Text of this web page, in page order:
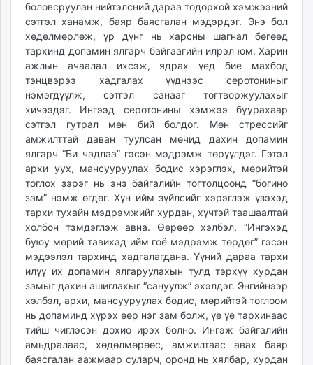
боловсруулан нийтэлсний дараа тодорхой хэмжээний
сэтгэл ханамж, баяр баясгалан мэдэрдэг. Энэ бол
хөдөлмөрлөж, үр дүнг нь харсны шагнал бөгөөд
тархинд допамин ялгарч байгаагийн илрэл юм. Харин
ажлын ачаалал ихсэж, ядрах үед бие махбод
тэнцвэрээ хадгалах үүднээс серотониныг
нэмэгдүүлж, сэтгэл санааг тогтворжуулахыг
хичээдэг. Ингээд серотонины хэмжээ буурахаар
сэтгэл гутрал мөн бий болдог. Мөн стрессийг
амжилттай даван туулсан мөчид дахин допамин
ялгарч “Би чадлаа” гэсэн мэдрэмж төрүүлдэг. Гэтэл
архи уух, мансууруулах бодис хэрэглэх, мөрийтэй
тоглох зэрэг нь энэ байгалийн тогтолцоонд “богино
зам” нэмж өгдөг. Хүн ийм зүйлсийг хэрэглэж үзэхэд
тархи тухайн мэдрэмжийг хурдан, хүчтэй таашаалтай
холбон тэмдэглэж авна. Өөрөөр хэлбэл, “Ингэхэд
буюу мөрий тавихад ийм гоё мэдрэмж төрдөг” гэсэн
мэдээлэл тархинд хадгалагдана. Үүний дараа тархи
илүү их допамин ялгаруулахын тулд тэрхүү хурдан
замыг дахин ашиглахыг “сануулж” эхэлдэг. Энгийнээр
хэлбэл, архи, мансууруулах бодис, мөрийтэй тоглоом
нь допаминд хүрэх өөр нэг зам болж, үе үе тархинаас
тийш чиглэсэн дохио ирэх болно. Ингэж байгалийн
амьдралаас, хөдөлмөрөөс, амжилтаас авах баяр
баясгалан аажмаар суларч, оронд нь хялбар, хурдан